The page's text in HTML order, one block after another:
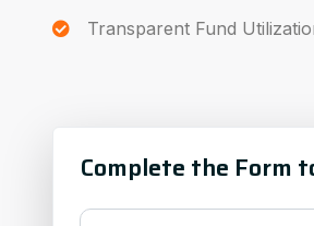
Transparent Fund
Complete the Form